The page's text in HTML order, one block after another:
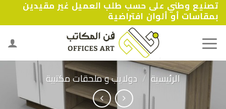
Skip
to
content
تصنيع وطني على حسب طلب العميل غير مقيدين
بمقاسات أو ألوان افتراضية
الرئيسية / دولايب و ملحقات مكتبية